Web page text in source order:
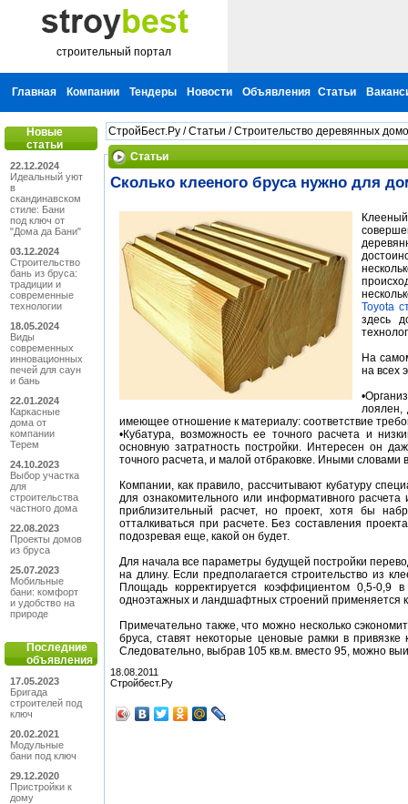
строительный портал
Главная Компании Тендеры Новости Объявления Статьи
Новые
статьи
22.12.2024
Идеальный уют
в
скандинавском
стиле: Бани
под ключ от
"Дома да Бани"
03.12.2024
Строительство
бань из бруса:
традиции и
современные
технологии
18.05.2024
Виды
современных
инновационных
печей для саун
и бань
22.01.2024
Каркасные
дома от
компании
Терем
24.10.2023
Выбор участка
для
строительства
частного дома
22.08.2023
Проекты домов
из бруса
25.07.2023
Мобильные
бани: комфорт
и удобство на
природе
Последние
объявления
17.05.2023
Бригада
строителей под
ключ
20.02.2021
Модульные
бани под ключ
29.12.2020
Пристройки к
дому
СтройБест.Ру /Статьи /Строительство деревянных
Статьи
Сколько клееного бруса нужно для
Toyota
здесь
На
на всех
лоялен,
имеющее отношение к материалу: соответствие
•Кубатура, возможность ее точного расчета и
основную затратность постройки. Интересен он
точного расчета, и малой отбраковке. Иными словами
Компании, как правило, рассчитывают кубатуру
для ознакомительного или информативного
приблизительный расчет, но проект, хотя бы
отталкиваться при расчете. Без составления
подозревая еще, какой он будет.
Для начала все параметры будущей постройки
на длину. Если предполагается строительство из
Площадь корректируется коэффициентом 0,5-
одноэтажных и ландшафтных строений применяется
Примечательно также, что можно несколько
бруса, ставят некоторые ценовые рамки в
Следовательно, выбрав 105 кв.м. вместо 95, можно
18.08.2011
Стройбест.Ру